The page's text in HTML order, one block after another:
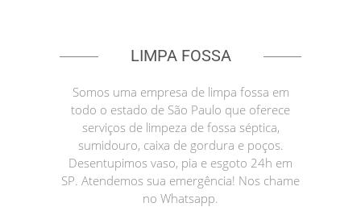
LIMPA FOSSA
Somos uma empresa de limpa fossa em
todo o estado de São Paulo que oferece
serviços de limpeza de fossa séptica,
sumidouro, caixa de gordura e poços.
Desentupimos vaso, pia e esgoto 24h em
SP. Atendemos sua emergência! Nos chame
no Whatsapp.